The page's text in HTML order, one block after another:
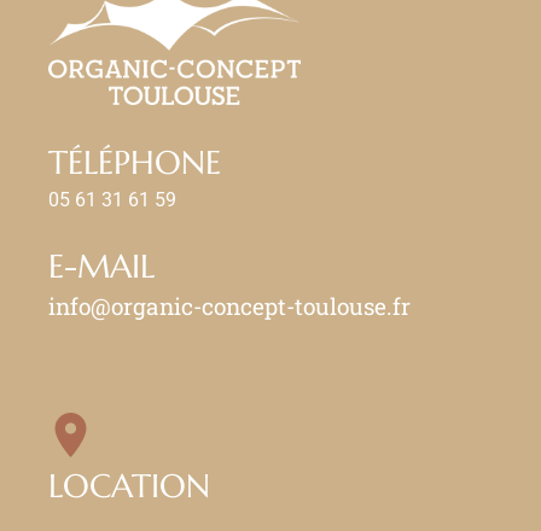
TÉLÉPHONE
05 61 31 61 59
E-MAIL
info@organic-concept-toulouse.fr
LOCATION